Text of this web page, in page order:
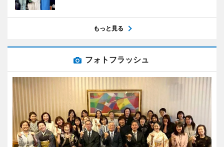
もっと見る
フォトフラッシュ